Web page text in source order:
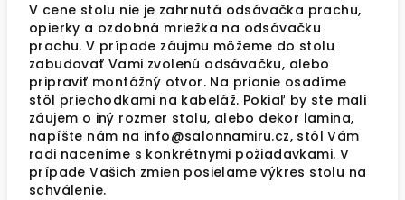
V cene stolu nie je zahrnutá odsávačka prachu,
opierky a ozdobná mriežka na odsávačku
prachu. V prípade záujmu môžeme do stolu
zabudovať Vami zvolenú odsávačku, alebo
pripraviť montážný otvor. Na prianie osadíme
stôl priechodkami na kabeláž. Pokiaľ by ste mali
záujem o iný rozmer stolu, alebo dekor lamina,
napíšte nám na info@salonnamiru.cz, stôl Vám
radi naceníme s konkrétnymi požiadavkami. V
prípade Vašich zmien posielame výkres stolu na
schválenie.